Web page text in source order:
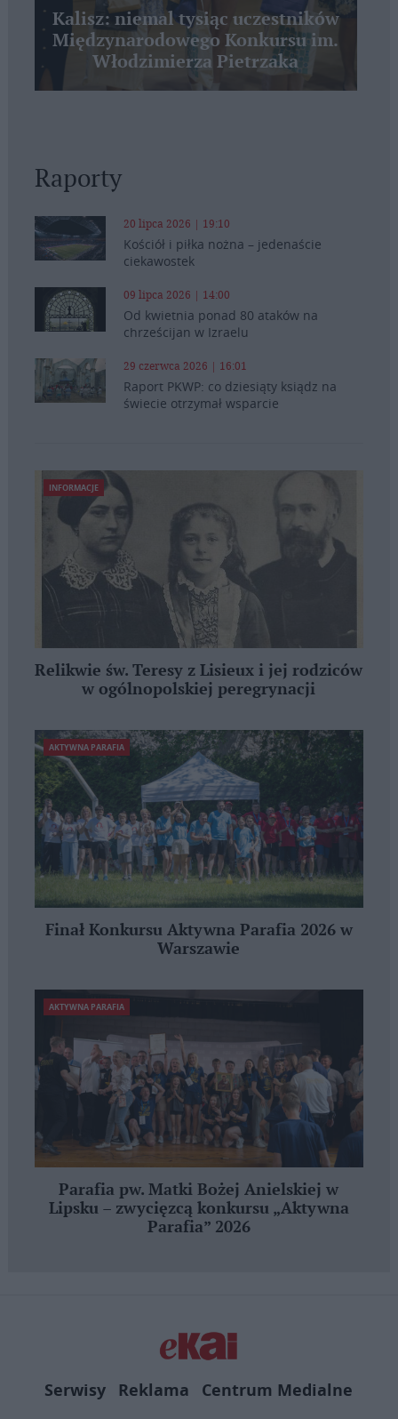
Kalisz: niemal tysiąc uczestników
Międzynarodowego Konkursu im.
Włodzimierza Pietrzaka
Raporty
20 lipca 2026 | 19:10
Kościół i piłka nożna – jedenaście
ciekawostek
09 lipca 2026 | 14:00
Od kwietnia ponad 80 ataków na
chrześcijan w Izraelu
29 czerwca 2026 | 16:01
Raport PKWP: co dziesiąty ksiądz na
świecie otrzymał wsparcie
INFORMACJE
Relikwie św. Teresy z Lisieux i jej rodziców
w ogólnopolskiej peregrynacji
AKTYWNA PARAFIA
Finał Konkursu Aktywna Parafia 2026 w
Warszawie
AKTYWNA PARAFIA
Parafia pw. Matki Bożej Anielskiej w
Lipsku – zwycięzcą konkursu „Aktywna
Parafia” 2026
Serwisy Reklama Centrum Medialne